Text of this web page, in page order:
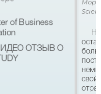
of Business
ОТЗЫВ О
Мора
свой